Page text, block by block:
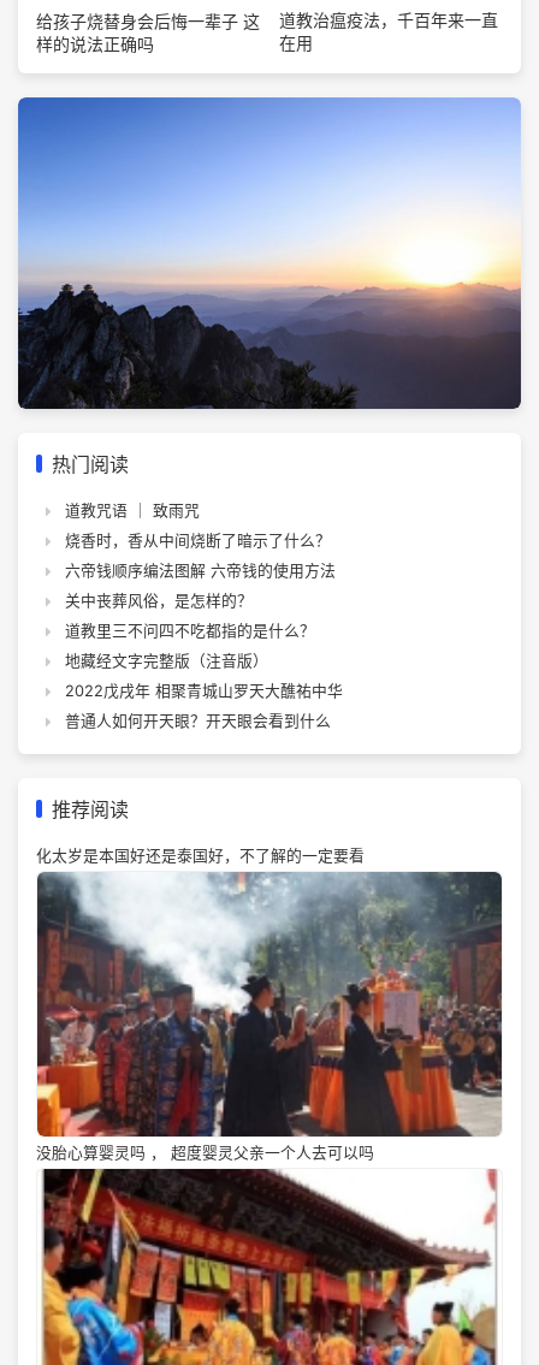
给孩子烧替身会后悔一辈子 这
样的说法正确吗
道教治瘟疫法，千百年来一直
在用
热门阅读
道教咒语 ｜ 致雨咒
烧香时，香从中间烧断了暗示了什么？
六帝钱顺序编法图解 六帝钱的使用方法
关中丧葬风俗，是怎样的？
道教里三不问四不吃都指的是什么？
地藏经文字完整版（注音版）
2022戊戌年 相聚青城山罗天大醮祐中华
普通人如何开天眼？开天眼会看到什么
推荐阅读
化太岁是本国好还是泰国好，不了解的一定要看
没胎心算婴灵吗 ， 超度婴灵父亲一个人去可以吗